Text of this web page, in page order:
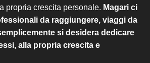
propria crescita personale. Magari ci
da raggiungere, viaggi da
si desidera dedicare
alla propria crescita e